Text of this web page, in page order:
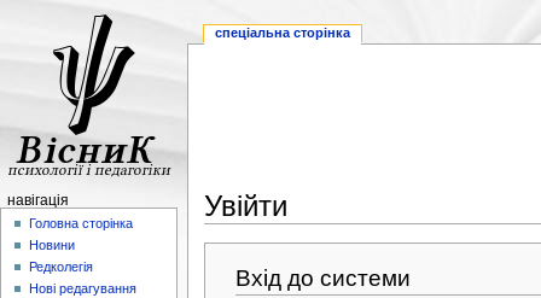
Увійти
Вхід до системи
спеціальна сторінка
навігація
Головна сторінка
Новини
Редколегія
Нові редагування